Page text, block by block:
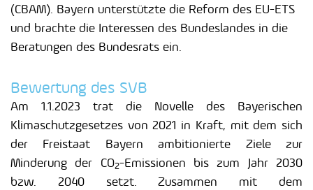
(CBAM). Bayern unterstützte die Reform des EU-ETS
und brachte die Interessen des Bundeslandes in die
Beratungen des Bundesrats ein.
Bewertung des SVB
Am 1.1.2023 trat die Novelle des Bayerischen
Klimaschutzgesetzes von 2021 in Kraft, mit dem sich
der Freistaat Bayern ambitionierte Ziele zur
Minderung der CO2-Emissionen bis zum Jahr 2030
bzw. 2040 setzt. Zusammen mit dem